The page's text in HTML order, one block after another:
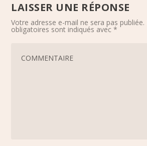
LAISSER UNE RÉPONSE
Votre adresse e-mail ne sera pas publiée.
obligatoires sont indiqués avec*